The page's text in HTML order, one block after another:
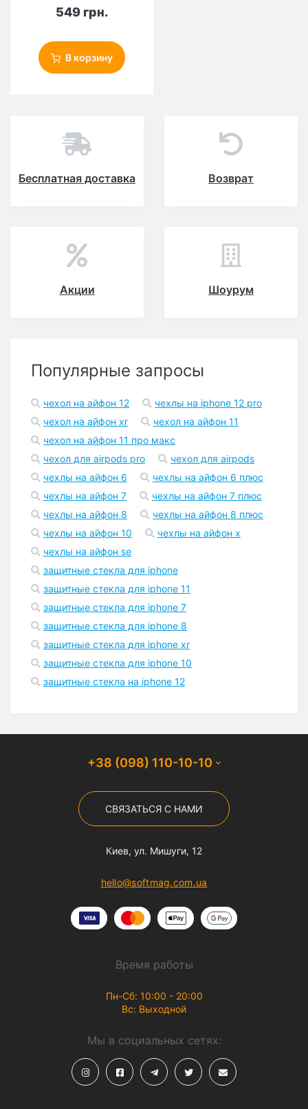
549 грн.
В корзину
Бесплатная доставка Возврат
Акции Шоурум
Популярные запросы
чехол на айфон 12
чехлы на iphone 12 pro
чехол на айфон xr
чехол на айфон 11
чехол на айфон 11 про макс
чехол для airpods pro
чехол для airpods
чехлы на айфон 6
чехлы на айфон 6 плюс
чехлы на айфон 7
чехлы на айфон 7 плюс
чехлы на айфон 8
чехлы на айфон 8 плюс
чехлы на айфон 10
чехлы на айфон x
чехлы на айфон se
защитные стекла для iphone
защитные стекла для iphone 11
защитные стекла для iphone 7
защитные стекла для iphone 8
защитные стекла для iphone xr
защитные стекла для iphone 10
защитные стекла на iphone 12
+38 (098) 110-10-10
СВЯЗАТЬСЯ С НАМИ
Киев, ул. Мишуги, 12
hello@softmag.com.ua
Время работы
Пн-Сб: 10:00 - 20:00
Вс: Выходной
Мы в социальных сетях: